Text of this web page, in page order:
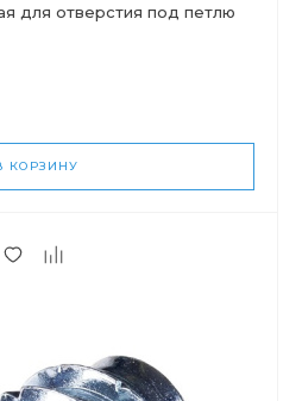
для отверстия под петлю
КОРЗИНУ